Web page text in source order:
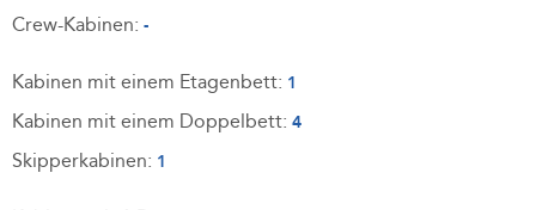
Crew-Kabinen: -
Kabinen mit einem Etagenbett: 1
Kabinen mit einem Doppelbett: 4
Skipperkabinen: 1